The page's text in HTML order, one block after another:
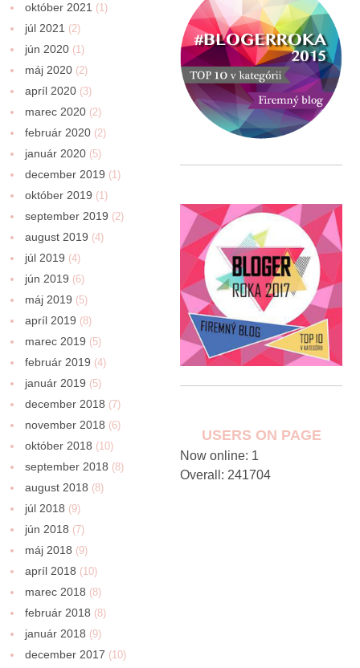
október 2021 (1)
júl 2021 (2)
jún 2020 (1)
máj 2020 (2)
apríl 2020 (3)
marec 2020 (2)
február 2020 (2)
január 2020 (5)
december 2019 (1)
október 2019 (1)
september 2019 (2)
august 2019 (4)
júl 2019 (4)
jún 2019 (6)
máj 2019 (5)
apríl 2019 (8)
marec 2019 (5)
február 2019 (4)
január 2019 (5)
december 2018 (7)
november 2018 (6)
október 2018 (10)
september 2018 (8)
august 2018 (8)
júl 2018 (9)
jún 2018 (7)
máj 2018 (9)
apríl 2018 (10)
marec 2018 (8)
február 2018 (8)
január 2018 (9)
december 2017 (10)
USERS ON PAGE
Now online: 1
Overall: 241704